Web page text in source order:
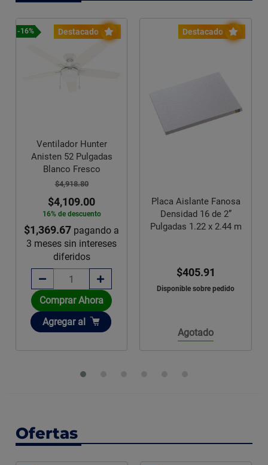
Destacado
-16%
Ventilador Hunter
Anisten 52 Pulgadas
Blanco Fresco
$4,918.80
$4,109.00
16% de descuento
$1,369.67 pagando a
3 meses sin intereses
diferidos
Comprar Ahora
Añadir
Agregar al
Destacado
Placa Aislante Fanosa
Densidad 16 de 2”
Pulgadas 1.22 x 2.44 m
$405.91
Disponible sobre pedido
Agotado
Ofertas